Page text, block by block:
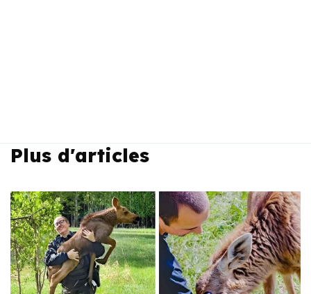
Plus d'articles